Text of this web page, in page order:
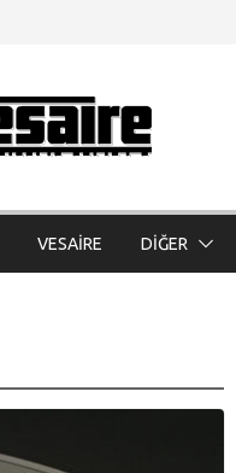
VESAİRE DİĞER